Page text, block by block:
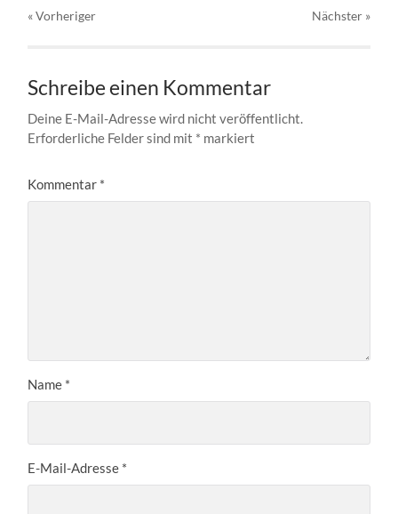
« Vorheriger Nächster »
Schreibe einen Kommentar
Deine E-Mail-Adresse wird nicht veröffentlicht.
Erforderliche Felder sind mit * markiert
Kommentar *
Name *
E-Mail-Adresse *